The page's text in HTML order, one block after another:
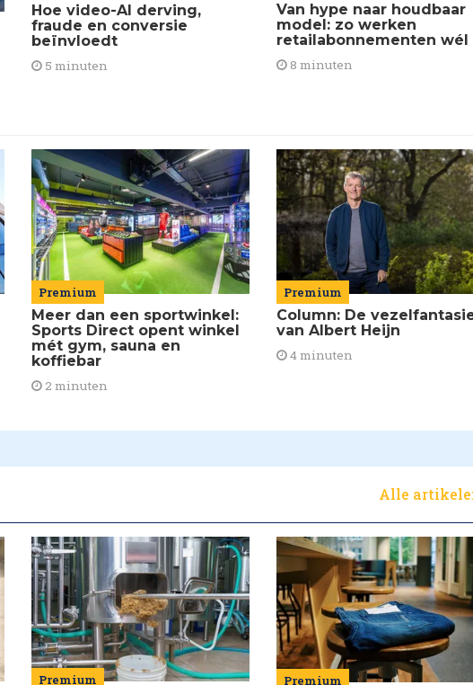
Hoe video-AI derving,
fraude en conversie
beïnvloedt
5 minuten
Van hype naar houdbaar
model: zo werken
retailabonnementen wél
8 minuten
Premium
Meer dan een sportwinkel:
Sports Direct opent winkel
mét gym, sauna en
koffiebar
2 minuten
Premium
Column: De
van Albert Heijn
4 minuten
Alle
Premium Premium